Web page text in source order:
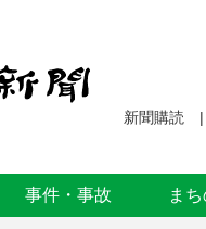
新聞購読
事件・事故 ま